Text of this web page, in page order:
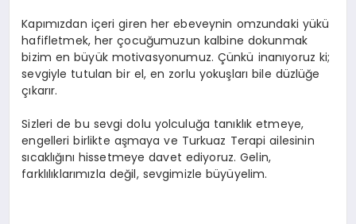
Kapımızdan içeri giren her ebeveynin omzundaki yükü
hafifletmek, her çocuğumuzun kalbine dokunmak
bizim en büyük motivasyonumuz. Çünkü inanıyoruz ki;
sevgiyle tutulan bir el, en zorlu yokuşları bile düzlüğe
çıkarır.
Sizleri de bu sevgi dolu yolculuğa tanıklık etmeye,
engelleri birlikte aşmaya ve Turkuaz Terapi ailesinin
sıcaklığını hissetmeye davet ediyoruz. Gelin,
farklılıklarımızla değil, sevgimizle büyüyelim.